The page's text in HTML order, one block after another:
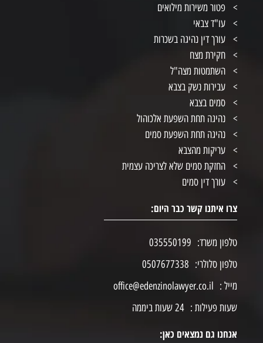
פטור משירות מילואים
עו"ד צבאי
עורך דין נהיגה בשכרות
חקירת מצח
השתמטות מצה"ל
עבירות נשק בצבא
סמים בצבא
נהיגה תחת השפעת אלכוהול
נהיגה תחת השפעת סמים
עריקות מהצבא
החזקת סמים שלא לצריכה עצמית
עורך דין סמים
צרו איתנו קשר כבר היום:
טלפון משרד: 035550199
טלפון סלולרי: 0507677338
מייל : office@edenzinolawyer.co.il
שעות פעילות : 24 שעות ביממה
אנחנו גם נמצאים כאן: